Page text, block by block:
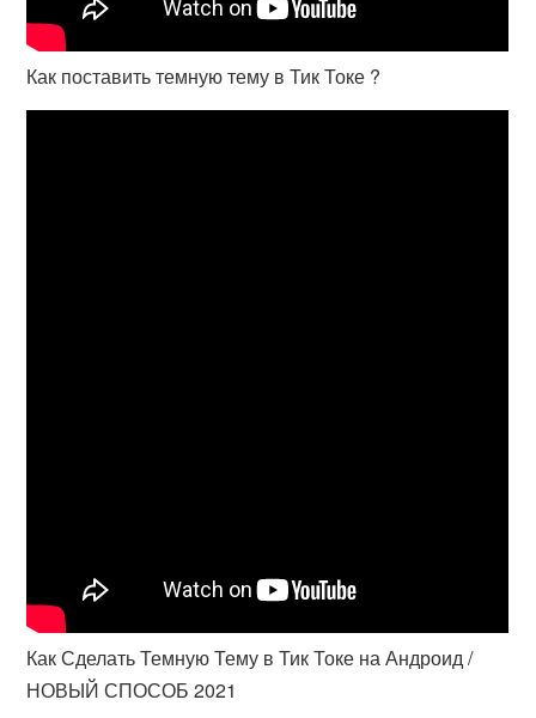
Как поставить темную тему в Тик Токе ?
Как Сделать Темную Тему в Тик Токе на Андроид /
НОВЫЙ СПОСОБ 2021